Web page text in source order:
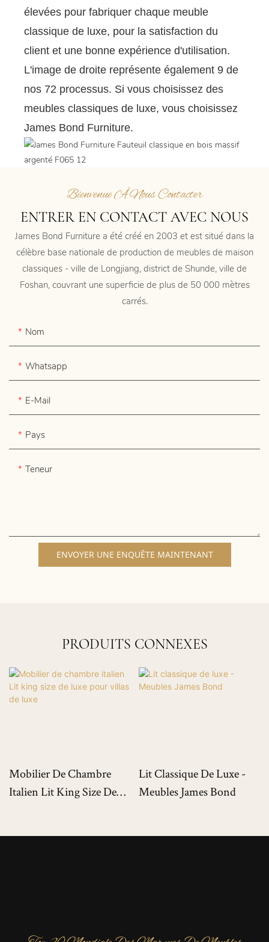
élevées pour fabriquer chaque meuble
classique de luxe, pour la satisfaction du
client et une bonne expérience d'utilisation.
L'image de droite représente également 9 de
nos 72 processus. Si vous choisissez des
meubles classiques de luxe, vous choisissez
James Bond Furniture.
Bienvenue À Nous Contacter
ENTRER EN CONTACT AVEC NOUS
James Bond Furniture a été créé en 2003 et est situé dans la
célèbre base nationale de production de meubles de maison
classiques - ville de Longjiang, district de Shunde, ville de
Foshan, couvrant une superficie de plus de 50 000 mètres
carrés.
Nom
Whatsapp
E-Mail
Pays
Teneur
ENVOYER UNE ENQUÊTE MAINTENANT
PRODUITS CONNEXES
Mobilier De Chambre
Italien Lit King Size De
Lit Classique De Luxe -
Meubles James Bond